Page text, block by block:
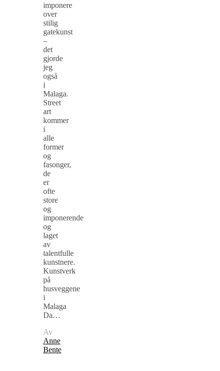
imponere
over
stilig
gatekunst
–
det
gjorde
jeg
også
i
Malaga.
Street
art
kommer
i
alle
former
og
fasonger,
de
er
ofte
store
og
imponerende
og
laget
av
talentfulle
kunstnere.
Kunstverk
på
husveggene
i
Malaga
Da…
Av
Anne
Bente